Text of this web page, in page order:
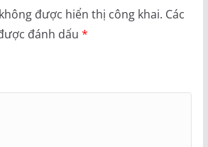
được hiển thị công khai. Các
đánh dấu *